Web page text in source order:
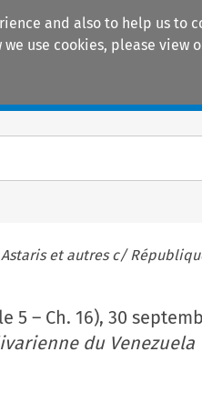
and also to help us
use cookies, please view
et autres c/
5 – Ch. 16), 30
du Venezuela